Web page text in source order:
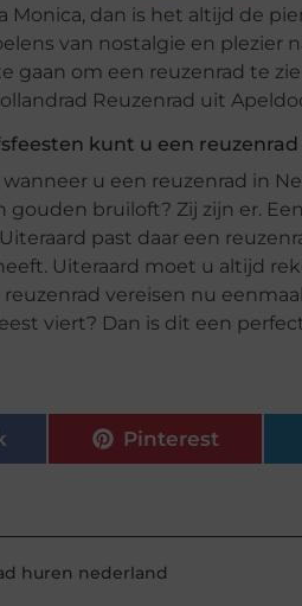
Monica, dan is het altijd de
van nostalgie en plezier
gaan om een reuzenrad te
Reuzenrad uit
kunt u een
u een reuzenrad in
bruiloft? Zij zijn er.
past daar een
Uiteraard moet u altijd
vereisen nu
viert? Dan is dit een
Pinterest
huren nederland